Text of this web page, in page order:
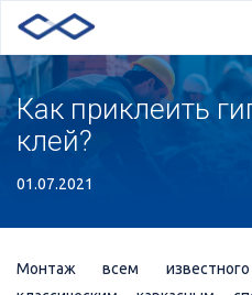
Как приклеить
клей?
01.07.2021
Монтаж всем